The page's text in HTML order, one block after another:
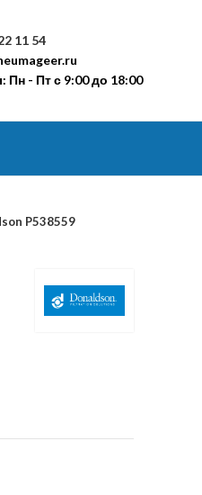
11 54
- Пт с 9:00 до 18:00
P538559